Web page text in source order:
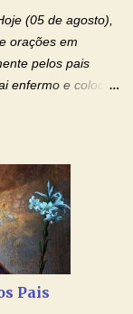
com as
DE JESUS E NO
(05 de agosto),
orações em
pelos pais
enfermo e colocou
e Fé Mensagem
Como foi
homenagens
nos pais
ENFERMOS!
pais que
Pais